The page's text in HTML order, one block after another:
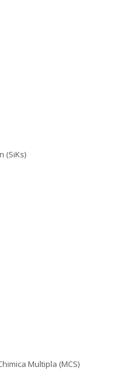
(SiKs)
Multipla (MCS)